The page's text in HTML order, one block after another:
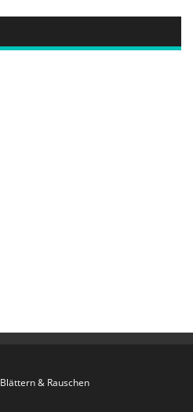
Blättern & Rauschen